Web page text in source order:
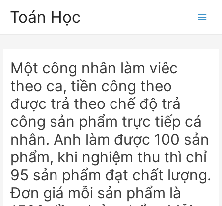
Toán Học
Một công nhân làm viêc
theo ca, tiền công theo
được trả theo chế độ trả
công sản phẩm trực tiếp cá
nhân. Anh làm được 100 sản
phẩm, khi nghiệm thu thì chỉ
95 sản phẩm đạt chất lượng.
Đơn giá mỗi sản phẩm là